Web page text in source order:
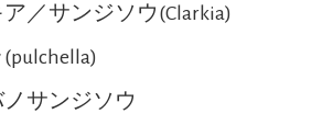
／サンジソウ(Clarkia)
サンジソウ